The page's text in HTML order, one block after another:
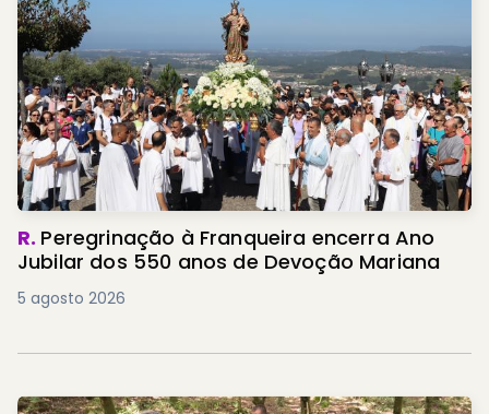
R. Peregrinação à Franqueira encerra Ano
Jubilar dos 550 anos de Devoção Mariana
5 agosto 2026